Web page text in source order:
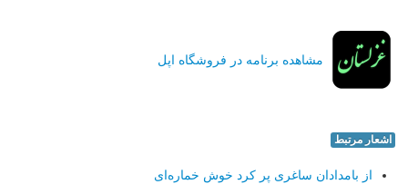
مشاهده برنامه در فروشگاه اپل
اشعار مرتبط
از بامدادان ساغری پر كرد خوش خماره‌ای